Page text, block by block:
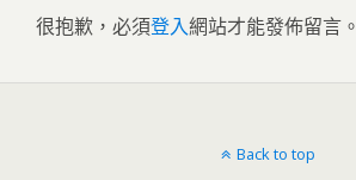
很抱歉，必須登入網站才能發佈留言。
Back to top